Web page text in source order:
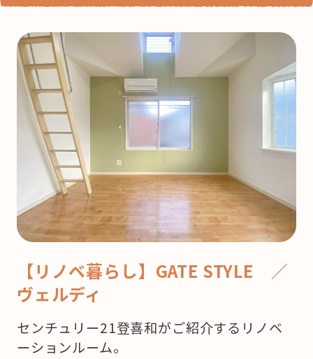
【リノベ暮らし】GATE STYLE ／
ヴェルディ
センチュリー21登喜和がご紹介するリノベ
ーションルーム。